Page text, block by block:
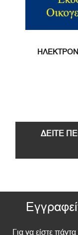
ΔΕΙΤΕ
Για να είστε